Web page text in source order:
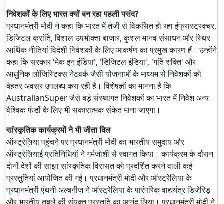
निवेशकों के लिए भारत क्यों बन रहा पहली पसंद?
प्रधानमंत्री मोदी ने कहा कि भारत में तेजी से विकसित हो रहा इंफ्रास्ट्रक्चर,
डिजिटल क्रांति, विशाल उपभोक्ता बाजार, कुशल मानव संसाधन और स्थिर
आर्थिक नीतियां विदेशी निवेशकों के लिए आकर्षण का प्रमुख कारण हैं। उन्होंने
कहा कि सरकार 'मेक इन इंडिया', 'डिजिटल इंडिया', 'गति शक्ति' और
आधुनिक लॉजिस्टिक्स नेटवर्क जैसी योजनाओं के माध्यम से निवेशकों को
बेहतर अवसर उपलब्ध करा रही है। विशेषज्ञों का मानना है कि
AustralianSuper जैसे बड़े संस्थागत निवेशकों का भारत में निवेश अन्य
वैश्विक फंडों के लिए भी सकारात्मक संकेत माना जाएगा।
सांस्कृतिक कार्यक्रमों ने भी जीता दिल
ऑस्ट्रेलिया पहुंचने पर प्रधानमंत्री मोदी का भारतीय समुदाय और
ऑस्ट्रेलियाई प्रतिनिधियों ने गर्मजोशी से स्वागत किया। कार्यक्रम के दौरान
दोनों देशों की साझा सांस्कृतिक विरासत को प्रदर्शित करने वाली कई
प्रस्तुतियां आयोजित की गईं। प्रधानमंत्री मोदी और ऑस्ट्रेलिया के
प्रधानमंत्री एंथनी अल्बनीज़ ने ऑस्ट्रेलिया के पारंपरिक वाद्ययंत्र डिजेरिडू